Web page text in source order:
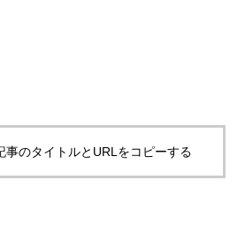
事のタイトルとURLをコピーする